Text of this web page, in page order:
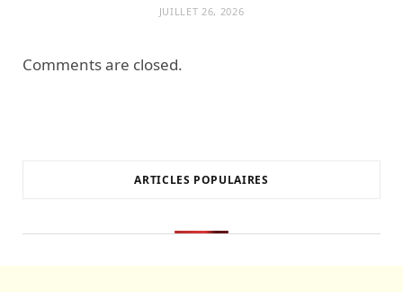
JUILLET 26, 2026
Comments are closed.
ARTICLES POPULAIRES